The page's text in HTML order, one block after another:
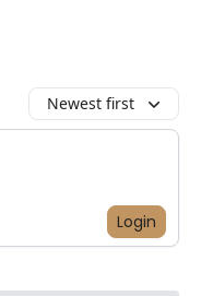
Newest first
Login